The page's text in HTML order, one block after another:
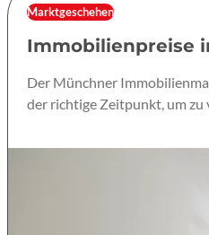
Marktgeschehen
Immobilienpreise
Der Münchner
der richtige Zeitpunkt, um zu